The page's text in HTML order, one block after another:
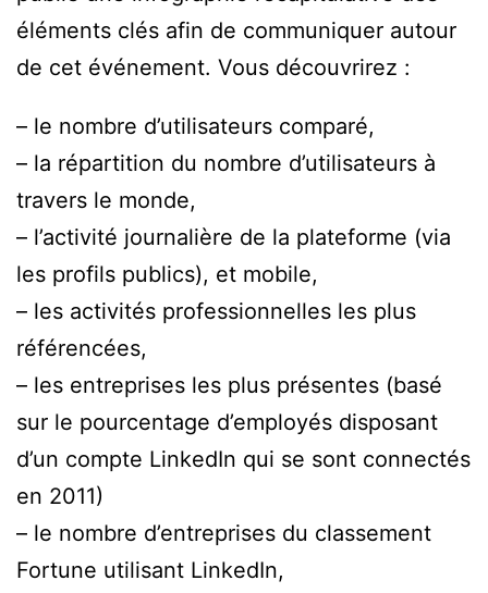
éléments clés afin de communiquer autour
de cet événement. Vous découvrirez :
– le nombre d’utilisateurs comparé,
– la répartition du nombre d’utilisateurs à
travers le monde,
– l’activité journalière de la plateforme (via
les profils publics), et mobile,
– les activités professionnelles les plus
référencées,
– les entreprises les plus présentes (basé
sur le pourcentage d’employés disposant
d’un compte LinkedIn qui se sont connectés
en 2011)
– le nombre d’entreprises du classement
Fortune utilisant LinkedIn,